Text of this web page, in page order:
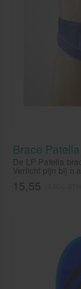
Brace
De LP Patella
Verlicht pijn bij
overbelasting.
15,55